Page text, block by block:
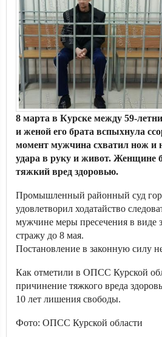
8 марта в Курске между 59-
и женой его брата вспыхнула
момент мужчина схватил нож и
удара в руку и живот. Женщине
тяжкий вред здоровью.
Промышленный районный суд
удовлетворил ходатайство
мужчине меры пресечения в виде
стражу до 8 мая.
Постановление в законную силу
Как отметили в ОПСС Курской
причинение тяжкого вреда
10 лет лишения свободы.
Фото: ОПСС Курской области